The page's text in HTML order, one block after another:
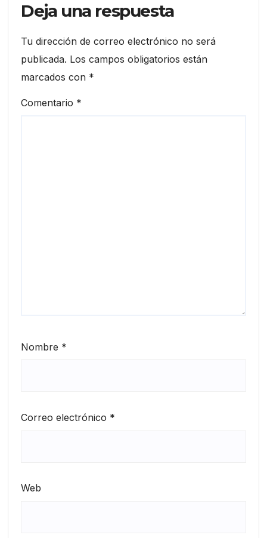
Deja una respuesta
Tu dirección de correo electrónico no será
publicada. Los campos obligatorios están
marcados con *
Comentario *
Nombre *
Correo electrónico *
Web